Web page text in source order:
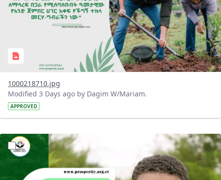
1000218710.jpg
Modified 3 Days ago by Dagim W/Mariam.
APPROVED
?version=1.0&t=1785780284386&imageThumbnail=1